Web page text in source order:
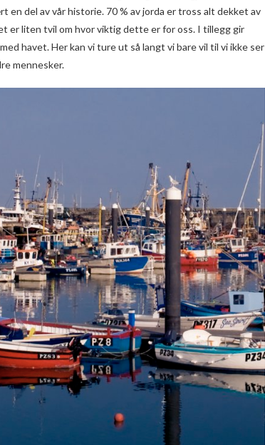
del av vår historie. 70 % av jorda er tross alt dekket av
er liten tvil om hvor viktig dette er for oss. I tillegg gir
havet. Her kan vi ture ut så langt vi bare vil til vi ikke ser
mennesker.